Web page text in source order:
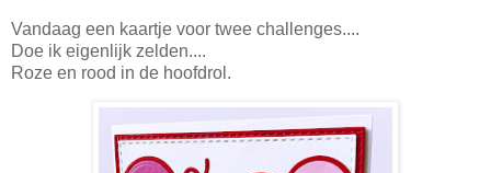
Vandaag een kaartje voor twee challenges....
Doe ik eigenlijk zelden....
Roze en rood in de hoofdrol.